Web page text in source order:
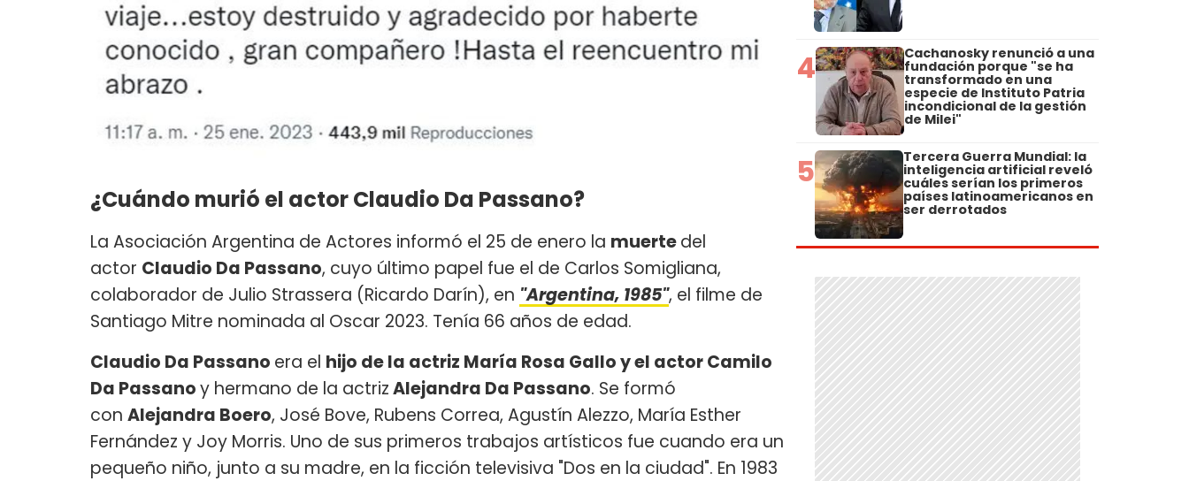
¿Cuándo murió el actor Claudio Da Passano?
La Asociación Argentina de Actores informó el 25 de enero la muertedel
actor Claudio Da Passano, cuyo último papel fue el de Carlos Somigliana,
colaborador de Julio Strassera (Ricardo Darín), en "Argentina, 1985", el filme de
Santiago Mitre nominada al Oscar 2023. Tenía 66 años de edad.
Claudio Da Passano era el hijo de la actriz María Rosa Gallo y el actor Camilo
Da Passanoy hermano de la actrizAlejandra Da Passano. Se formó
con Alejandra Boero, José Bove, Rubens Correa, Agustín Alezzo, María Esther
Fernández y Joy Morris. Uno de sus primeros trabajos artísticos fue cuando era un
pequeño niño, junto a su madre, en la ficción televisiva "Dos en la ciudad". En 1983
4 Cachanosky renunció a una
fundación porque "se ha
transformado en una
especie de Instituto Patria
incondicional de la gestión
de Milei"
5 Tercera Guerra Mundial: la
inteligencia artificial reveló
cuáles serían los primeros
países latinoamericanos en
ser derrotados